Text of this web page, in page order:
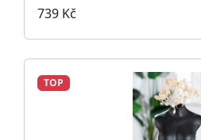
739 Kč
TOP